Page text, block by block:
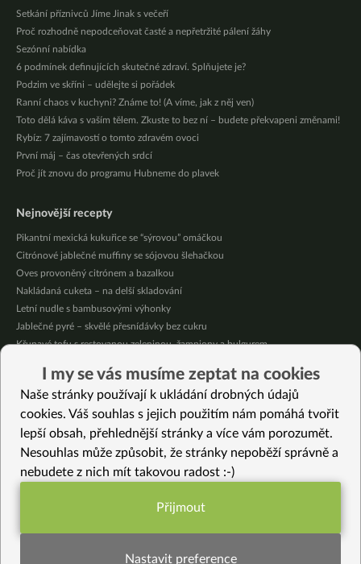
Setkání příznivců Jíme Jinak s večeří
Proč rozhodně nepodceňovat časté a nepřetržité pálení žáhy
Sezónní nabídka
6 podmínek definujících skutečné zdraví. Splňujete je?
Podzim ve skříni – udělejte si pořádek
Ranní chaos v kuchyni? Známe to! (A víme, jak z něj ven)
Toto dělá káva s vaším tělem. Zkuste to bez ní – budete překvapeni změnami!
Rybíz: 7 zajímavostí o tomto zdravém ovoci
První máj – čas otevřených srdcí
Proč jít znovu do programu Hubneme do plavek
Nejnovější recepty
Pikantní mexická kukuřice se “sýrovou” omáčkou
Citrónové jablečné muffiny se sójovou šlehačkou
Oves provoněný citrónem a bazalkou
Nakládaná cuketa – na delší skladování
Letní nudle s bambusovými výhonky
Jablečné pyré – skvělé přesnídávky bez cukru
Křupavé tofu s restovanou zeleninou, žampiony a bulgurem
Mrkvovo-dýňová krémová polévka
Osvěžující kuskus
Vybrané recepty
Mungo polévka s řepou, batátem a quinoou
Smažené rýžové nudle se zeleninou
Jarní závitky
I my se vás musíme zeptat na cookies
Naše stránky používají k ukládání drobných údajů
cookies. Váš souhlas s jejich použitím nám pomáhá tvořit
lepší obsah, přehlednější stránky a více vám porozumět.
Nesouhlas může způsobit, že stránky nepoběží správně a
nebudete z nich mít takovou radost :-)
Funkční nastavení potřebujeme (vždy
Přijmout
Nastavit preference